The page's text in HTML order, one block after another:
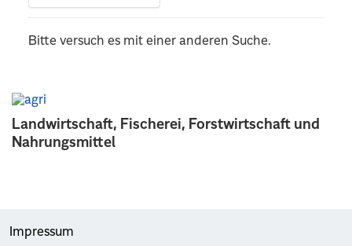
Landwirtschaft, Fischerei, Forstwirtschaft und
Nahrungsmittel
Bitte versuch es mit einer anderen Suche.
Impressum